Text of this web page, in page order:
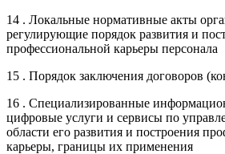
14 . Локальные нормативные акты
регулирующие порядок развития и
профессиональной карьеры персонала
15 . Порядок заключения договоров
16 . Специализированные
цифровые услуги и сервисы по
области его развития и построения
карьеры, границы их применения